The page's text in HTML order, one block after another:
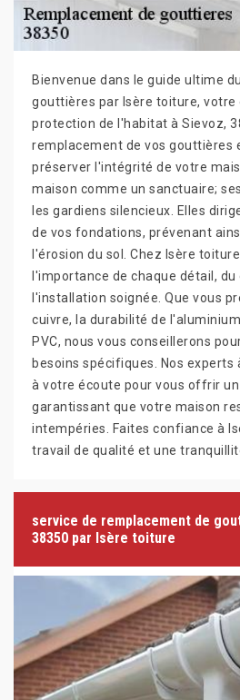
Bienvenue dans le guide ultime
gouttières par Isère toiture, votre
protection de l'habitat à Sievoz,
remplacement de vos gouttières
préserver l'intégrité de votre
maison comme un sanctuaire;
les gardiens silencieux. Elles
de vos fondations, prévenant
l'érosion du sol. Chez Isère
l'importance de chaque détail,
l'installation soignée. Que vous
cuivre, la durabilité de
PVC, nous vous conseillerons
besoins spécifiques. Nos experts
à votre écoute pour vous offrir
garantissant que votre maison
intempéries. Faites confiance à
travail de qualité et une
service de remplacement de
38350 par Isère toiture